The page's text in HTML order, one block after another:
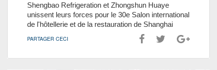
Shengbao Refrigeration et Zhongshun Huaye
unissent leurs forces pour le 30e Salon international
de l'hôtellerie et de la restauration de Shanghai
PARTAGER CECI